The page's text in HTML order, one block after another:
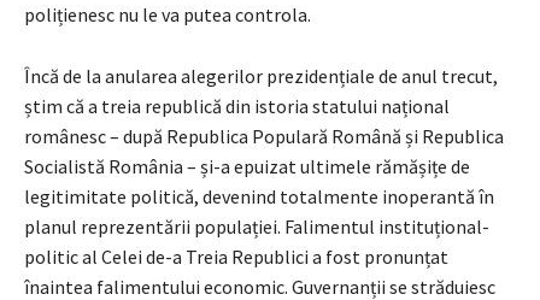
polițienesc nu le va putea controla.
Încă de la anularea alegerilor prezidențiale de anul trecut,
știm că a treia republică din istoria statului național
românesc – după Republica Populară Română și Republica
Socialistă România – și-a epuizat ultimele rămășițe de
legitimitate politică, devenind totalmente inoperantă în
planul reprezentării populației. Falimentul instituțional-
politic al Celei de-a Treia Republici a fost pronunțat
înaintea falimentului economic. Guvernanții se străduiesc